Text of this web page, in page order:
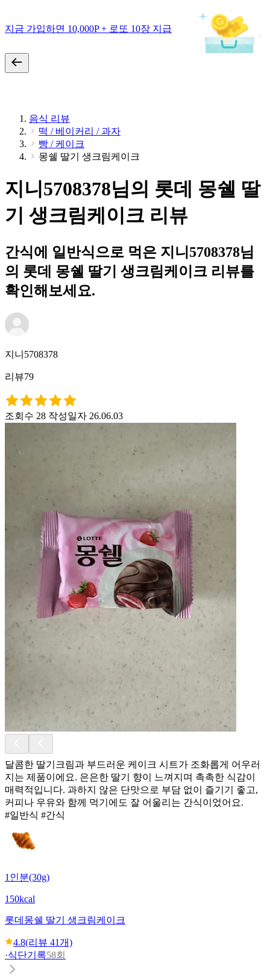
지금 가입하면 10,000P + 로또 10장 지급
음식 리뷰
떡 / 베이커리 / 과자
빵 / 케이크
몽쉘 딸기 생크림케이크
지니5708378님의 롯데 몽쉘 딸
기 생크림케이크 리뷰
간식에 일반식으로 먹은 지니5708378님
의 롯데 몽쉘 딸기 생크림케이크 리뷰를
확인해보세요.
지니5708378
리뷰79
조회수 28 작성일자 26.06.03
달콤한 딸기크림과 부드러운 케이크 시트가 조화롭게 어우러
지는 제품이에요. 은은한 딸기 향이 느껴지며 촉촉한 식감이
매력적입니다. 과하지 않은 단맛으로 부담 없이 즐기기 좋고,
커피나 우유와 함께 먹기에도 잘 어울리는 간식이었어요.
#일반식 #간식
1인분(30g)
150kcal
롯데 몽쉘 딸기 생크림케이크
4.8(리뷰 41개)
·식단기록58회